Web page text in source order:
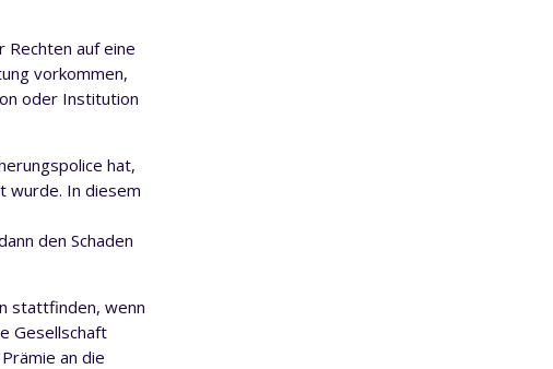
Rechten auf eine
vorkommen,
oder Institution
hat,
wurde. In diesem
den Schaden
stattfinden, wenn
Gesellschaft
an die